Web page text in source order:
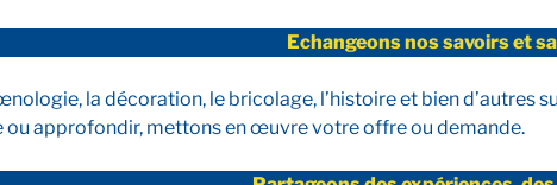
Echangeons nos savoirs et
la décoration, le bricolage, l’histoire et bien d’autres
ou approfondir, mettons en œuvre votre offre ou demande.